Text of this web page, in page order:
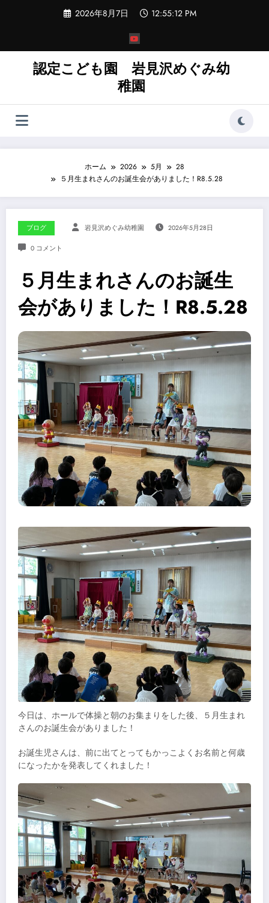
ツ
プ
2026年8月7日 12:55:12 PM
認定こども園 岩見沢めぐみ幼
稚園
ホーム 2026 5月
28
５月生まれさんのお誕生会がありました！R8.5.28
ブログ 岩見沢めぐみ幼稚園 2026年5月28日
0 コメント
５月生まれさんのお誕生
会がありました！R8.5.28
今日は、ホールで体操と朝のお集まりをした後、５月生まれ
さんのお誕生会がありました！
お誕生児さんは、前に出てとってもかっこよくお名前と何歳
になったかを発表してくれました！